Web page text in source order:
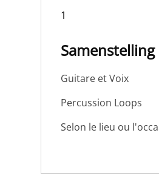
1
Samenstelling
Guitare et Voix
Percussion Loops
Selon le lieu ou